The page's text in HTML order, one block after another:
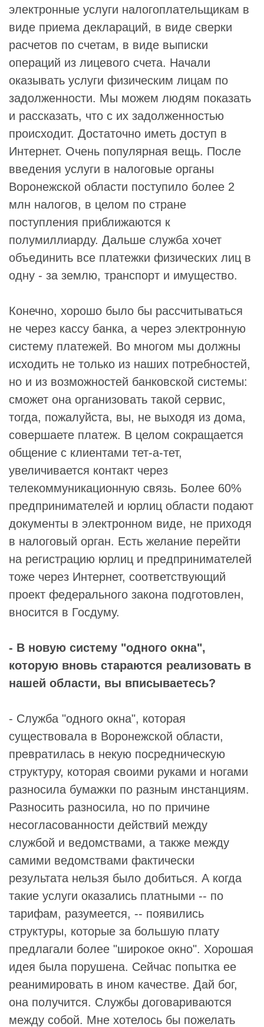
электронные услуги налогоплательщикам в
виде приема деклараций, в виде сверки
расчетов по счетам, в виде выписки
операций из лицевого счета. Начали
оказывать услуги физическим лицам по
задолженности. Мы можем людям показать
и рассказать, что с их задолженностью
происходит. Достаточно иметь доступ в
Интернет. Очень популярная вещь. После
введения услуги в налоговые органы
Воронежской области поступило более 2
млн налогов, в целом по стране
поступления приближаются к
полумиллиарду. Дальше служба хочет
объединить все платежки физических лиц в
одну - за землю, транспорт и имущество.
Конечно, хорошо было бы рассчитываться
не через кассу банка, а через электронную
систему платежей. Во многом мы должны
исходить не только из наших потребностей,
но и из возможностей банковской системы:
сможет она организовать такой сервис,
тогда, пожалуйста, вы, не выходя из дома,
совершаете платеж. В целом сокращается
общение с клиентами тет-а-тет,
увеличивается контакт через
телекоммуникационную связь. Более 60%
предпринимателей и юрлиц области подают
документы в электронном виде, не приходя
в налоговый орган. Есть желание перейти
на регистрацию юрлиц и предпринимателей
тоже через Интернет, соответствующий
проект федерального закона подготовлен,
вносится в Госдуму.
- В новую систему "одного окна",
которую вновь стараются реализовать в
нашей области, вы вписываетесь?
- Служба "одного окна", которая
существовала в Воронежской области,
превратилась в некую посредническую
структуру, которая своими руками и ногами
разносила бумажки по разным инстанциям.
Разносить разносила, но по причине
несогласованности действий между
службой и ведомствами, а также между
самими ведомствами фактически
результата нельзя было добиться. А когда
такие услуги оказались платными -- по
тарифам, разумеется, -- появились
структуры, которые за большую плату
предлагали более "широкое окно". Хорошая
идея была порушена. Сейчас попытка ее
реанимировать в ином качестве. Дай бог,
она получится. Службы договариваются
между собой. Мне хотелось бы пожелать